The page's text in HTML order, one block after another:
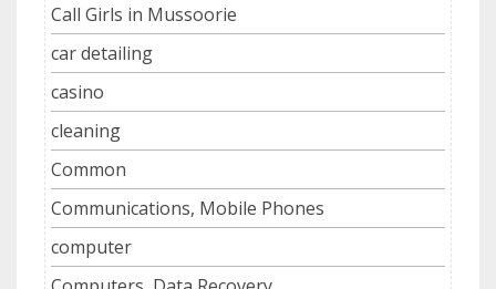
Call Girls in Mussoorie
car detailing
casino
cleaning
Common
Communications, Mobile Phones
computer